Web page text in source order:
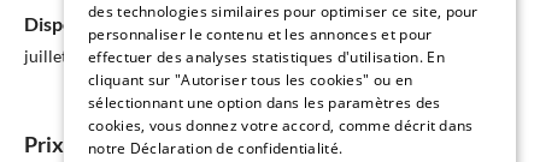
Disponibilité la plus faible:
juillet - seulement 40% disponibles
Prix des locations de vacances à Lalendorf
des technologies similaires pour optimiser ce site, pour
personnaliser le contenu et les annonces et pour
effectuer des analyses statistiques d'utilisation. En
cliquant sur "Autoriser tous les cookies" ou en
sélectionnant une option dans les paramètres des
cookies, vous donnez votre accord, comme décrit dans
notre Déclaration de confidentialité.